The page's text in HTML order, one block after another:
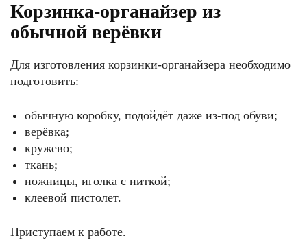
Корзинка-органайзер из
обычной верёвки
Для изготовления корзинки-органайзера необходимо
подготовить:
обычную коробку, подойдёт даже из-под обуви;
верёвка;
кружево;
ткань;
ножницы, иголка с ниткой;
клеевой пистолет.
Приступаем к работе.